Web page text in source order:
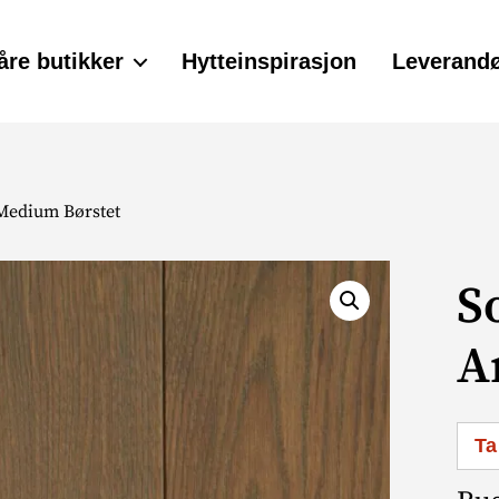
butikker Hytteinspirasjon
Børstet